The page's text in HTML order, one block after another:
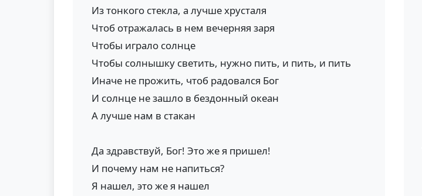
Из тонкого стекла, а лучше хрусталя
Чтоб отражалась в нем вечерняя заря
Чтобы играло солнце
Чтобы солнышку светить, нужно пить, и пить, и пить
Иначе не прожить, чтоб радовался Бог
И солнце не зашло в бездонный океан
А лучше нам в стакан
Да здравствуй, Бог! Это же я пришел!
И почему нам не напиться?
Я нашел, это же я нашел